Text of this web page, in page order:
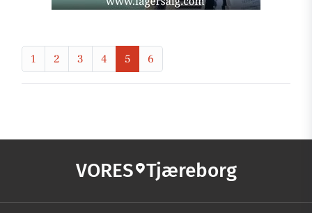
1 2 3 4 5 6
VORES Tjæreborg